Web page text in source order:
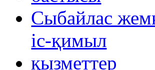
Сыбайлас
іс-қимыл
қызметтер